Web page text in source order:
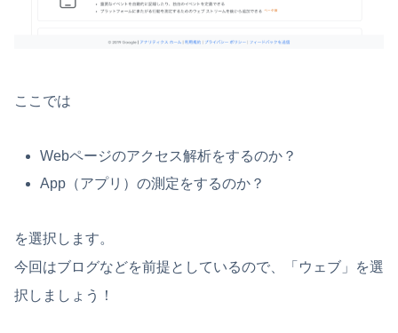
ここでは
Webページのアクセス解析をするのか？
App（アプリ）の測定をするのか？
を選択します。
今回はブログなどを前提としているので、「ウェブ」を選
択しましょう！